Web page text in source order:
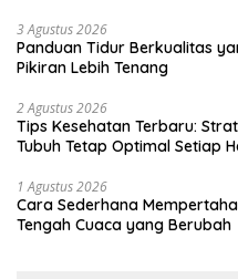
3 Agustus 2026
Panduan Tidur Berkualitas
Pikiran Lebih Tenang
2 Agustus 2026
Tips Kesehatan Terbaru:
Tubuh Tetap Optimal Setiap
1 Agustus 2026
Cara Sederhana
Tengah Cuaca yang Berubah